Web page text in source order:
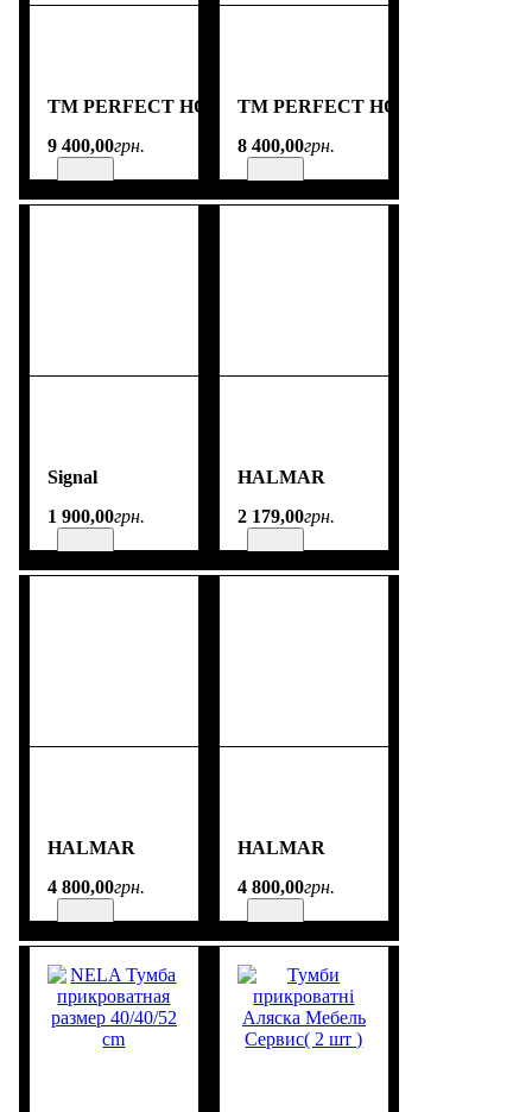
TM PERFECT HOME
9 400,00грн.
TM PERFECT HOME
8 400,00грн.
Signal
1 900,00грн.
HALMAR
2 179,00грн.
HALMAR
4 800,00грн.
HALMAR
4 800,00грн.